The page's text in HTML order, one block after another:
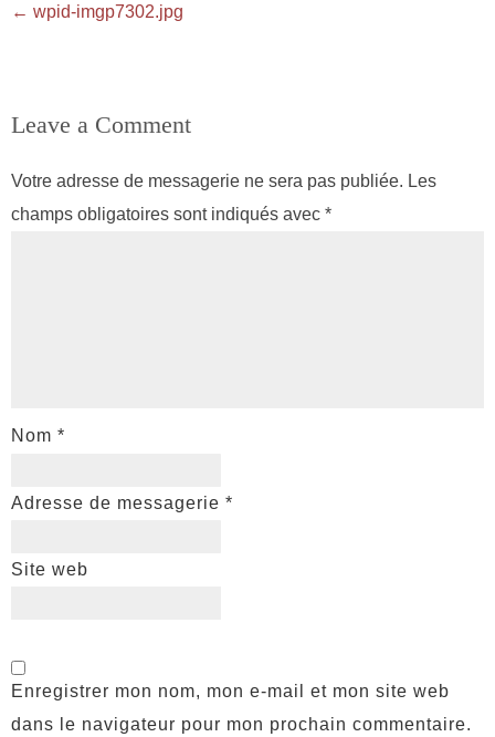
← wpid-imgp7302.jpg
Leave a Comment
Votre adresse de messagerie ne sera pas publiée. Les
champs obligatoires sont indiqués avec *
Nom *
Adresse de messagerie *
Site web
Enregistrer mon nom, mon e-mail et mon site web
dans le navigateur pour mon prochain commentaire.